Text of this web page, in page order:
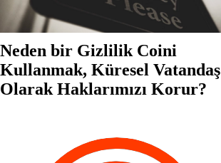
Neden bir Gizlilik Coini
Kullanmak, Küresel Vatandaş
Olarak Haklarımızı Korur?